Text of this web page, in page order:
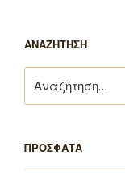
ΑΝΑΖΗΤΗΣΗ
για:
ΠΡΟΣΦΑΤΑ